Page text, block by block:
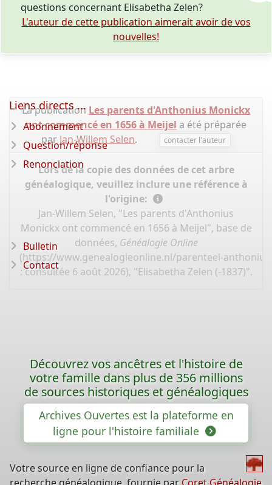
questions concernant Elisabetha Zelen?
L'auteur de cette publication aimerait avoir de vos
nouvelles!
La publication Les parents d'Anthonius Monickx
ont commencé en 1656 à Meijel a été préparée
par Jan-Willem Selen. contacter l'auteur
Lors de la copie des données de cet arbre
généalogique, veuillez inclure une référence à
l'origine:
Jan-Willem Selen, "Les parents d'Anthonius
Monickx ont commencé en 1656 à Meijel", base de
données, Généalogie Online
(https://www.genealogieonline.nl/parenteel-
: consultée 6 août 2026), "Elisabetha Zelen (-1837)".
Liens directs ...
Abonnement
Question/réponse
Renonciation
Bulletin
Contact
Découvrez vos ancêtres et l'histoire de
votre famille dans plus de 356 millions
de sources historiques et généalogiques
Archives Ouvertes est la plateforme en
ligne pour l'histoire familiale
Votre source en ligne de confiance pour la